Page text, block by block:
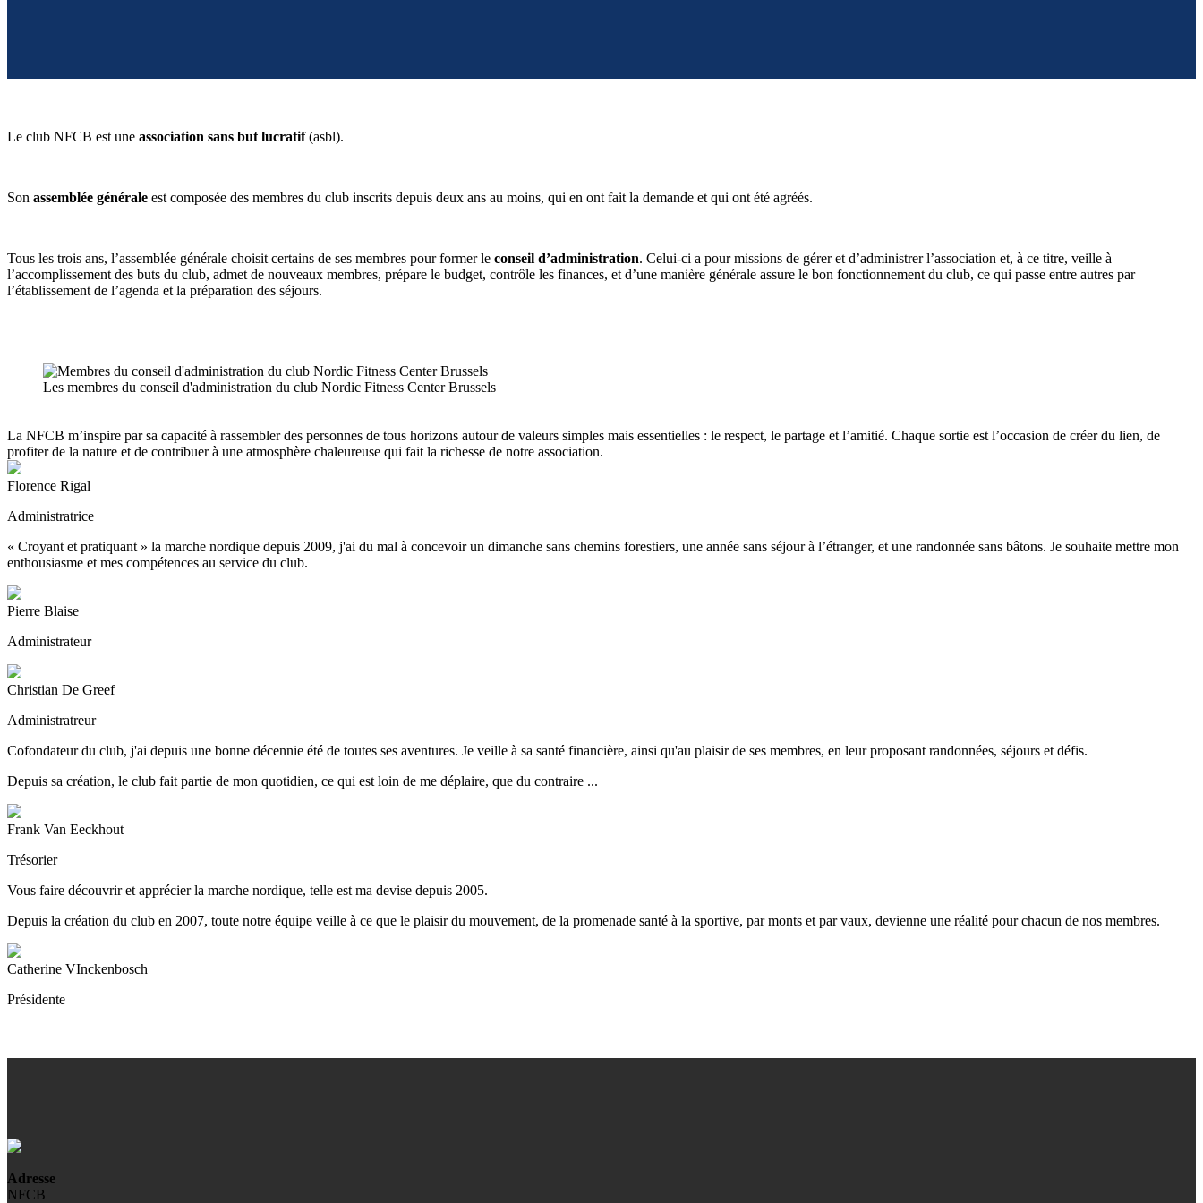
Le club NFCB est une association sans but lucratif(asbl).
Son assemblée générale est composée des membres du club inscrits depuis deux ans au moins, qui en ont fait la demande et qui ont été agréés.
Tous les trois ans, l’assemblée générale choisit certains de ses membres pour former le conseil d’administration. Celui-ci a pour missions de gérer et d’administrer l’association et, à ce titre, veille à
l’accomplissement des buts du club, admet de nouveaux membres, prépare le budget, contrôle les finances, et d’une manière générale assure le bon fonctionnement du club, ce qui passe entre autres par
l’établissement de l’agenda et la préparation des séjours.
Les membres du conseil d'administration du club Nordic Fitness Center Brussels
La NFCB m’inspire par sa capacité à rassembler des personnes de tous horizons autour de valeurs simples mais essentielles : le respect, le partage et l’amitié. Chaque sortie est l’occasion de créer du lien, de
profiter de la nature et de contribuer à une atmosphère chaleureuse qui fait la richesse de notre association.
Florence Rigal
Administratrice
« Croyant et pratiquant » la marche nordique depuis 2009, j'ai du mal à concevoir un dimanche sans chemins forestiers, une année sans séjour à l’étranger, et une randonnée sans bâtons. Je souhaite mettre mon
enthousiasme et mes compétences au service du club.
Pierre Blaise
Administrateur
Christian De Greef
Administratreur
Cofondateur du club, j'ai depuis une bonne décennie été de toutes ses aventures. Je veille à sa santé financière, ainsi qu'au plaisir de ses membres, en leur proposant randonnées, séjours et défis.
Depuis sa création, le club fait partie de mon quotidien, ce qui est loin de me déplaire, que du contraire ...
Frank Van Eeckhout
Trésorier
Vous faire découvrir et apprécier la marche nordique, telle est ma devise depuis 2005.
Depuis la création du club en 2007, toute notre équipe veille à ce que le plaisir du mouvement, de la promenade santé à la sportive, par monts et par vaux, devienne une réalité pour chacun de nos membres.
Catherine VInckenbosch
Présidente
Adresse
NFCB